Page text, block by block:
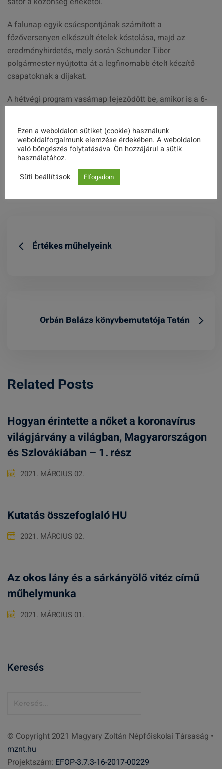
A falunap egyik csúcspontjának számított a
főzőversenyen elkészült ételek kóstolása, majd az
eredményhirdetés, mely során Schunder Tibor
polgármester nyújtotta át a legfinomabb ételt készítő
csapatoknak a díjakat.
A hétvégi program vasárnap fejeződött be, amikor is a 6-
Színház mutatta be a Rivális ritmusok című musicaljét a
200-250 fős hallgatóság előtt.
Értékes műhelyeink
Orbán Balázs könyvbemutatója Tatán
Related Posts
Hogyan érintette a nőket a koronavírus
világjárvány a világban, Magyarországon
és Szlovákiában – 1. rész
2021. MÁRCIUS 02.
Kutatás összefoglaló HU
2021. MÁRCIUS 02.
Az okos lány és a sárkányölő vitéz című
műhelymunka
2021. MÁRCIUS 01.
Keresés
e
s
é
© Copyright 2021 Magyary Zoltán Népfőiskolai Társaság •
mznt.hu
Projektszám: EFOP-3.7.3-16-2017-00229
Ezen a weboldalon sütiket (cookie) használunk
weboldalforgalmunk elemzése érdekében. A weboldalon
való böngészés folytatásával Ön hozzájárul a sütik
használatához.
Süti beállítások
Elfogadom